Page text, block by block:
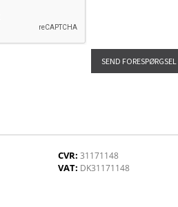
CVR: 31171148
VAT: DK31171148